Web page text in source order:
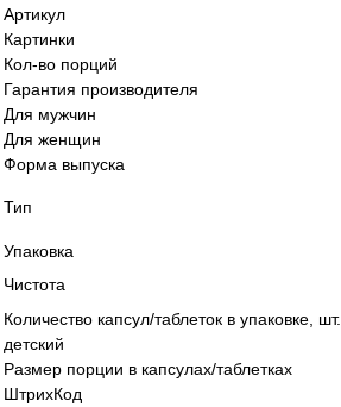
Артикул
Картинки
Кол-во порций
Гарантия производителя
Для мужчин
Для женщин
Форма выпуска
Тип
Упаковка
Чистота
Количество капсул/таблеток в упаковке, шт.
детский
Размер порции в капсулах/таблетках
ШтрихКод